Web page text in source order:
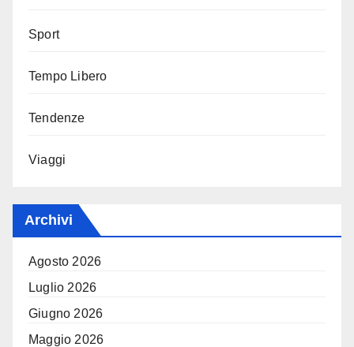
Sport
Tempo Libero
Tendenze
Viaggi
Archivi
Agosto 2026
Luglio 2026
Giugno 2026
Maggio 2026